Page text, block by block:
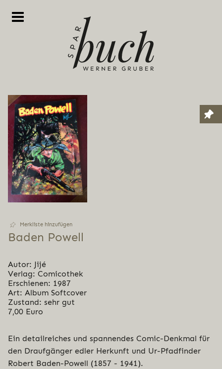
Merkliste hinzufügen
Baden Powell
Autor: Jijé
Verlag: Comicothek
Erschienen: 1987
Art: Album Softcover
Zustand: sehr gut
7,00 Euro
Ein detailreiches und spannendes Comic-Denkmal für
den Draufgänger edler Herkunft und Ur-Pfadfinder
Robert Baden-Powell (1857 - 1941).